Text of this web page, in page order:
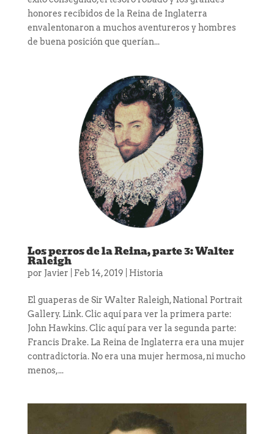
honores recibidos de la Reina de Inglaterra
envalentonaron a muchos aventureros y hombres
de buena posición que querían...
Los perros de la Reina, parte 3: Walter
Raleigh
por Javier Feb 14, 2019 Historia
El guaperas de Sir Walter Raleigh, National Portrait
Gallery. Link. Clic aquí para ver la primera parte:
John Hawkins. Clic aquí para ver la segunda parte:
Francis Drake. La Reina de Inglaterra era una mujer
contradictoria. No era una mujer hermosa, ni mucho
menos,...